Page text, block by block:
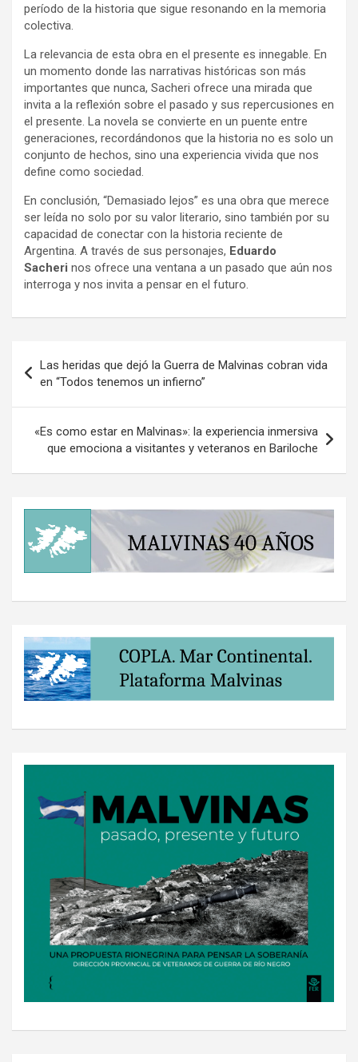
período de la historia que sigue resonando en la memoria
colectiva.
La relevancia de esta obra en el presente es innegable. En
un momento donde las narrativas históricas son más
importantes que nunca, Sacheri ofrece una mirada que
invita a la reflexión sobre el pasado y sus repercusiones en
el presente. La novela se convierte en un puente entre
generaciones, recordándonos que la historia no es solo un
conjunto de hechos, sino una experiencia vivida que nos
define como sociedad.
En conclusión, “Demasiado lejos” es una obra que merece
ser leída no solo por su valor literario, sino también por su
capacidad de conectar con la historia reciente de
Argentina. A través de sus personajes, Eduardo
Sacheri nos ofrece una ventana a un pasado que aún nos
interroga y nos invita a pensar en el futuro.
de
entradas
Las heridas que dejó la Guerra de Malvinas cobran vida
en “Todos tenemos un infierno”
«Es como estar en Malvinas»: la experiencia inmersiva
que emociona a visitantes y veteranos en Bariloche